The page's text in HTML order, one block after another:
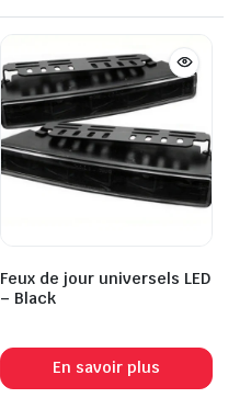
Feux de jour universels LED
– Black
En savoir plus